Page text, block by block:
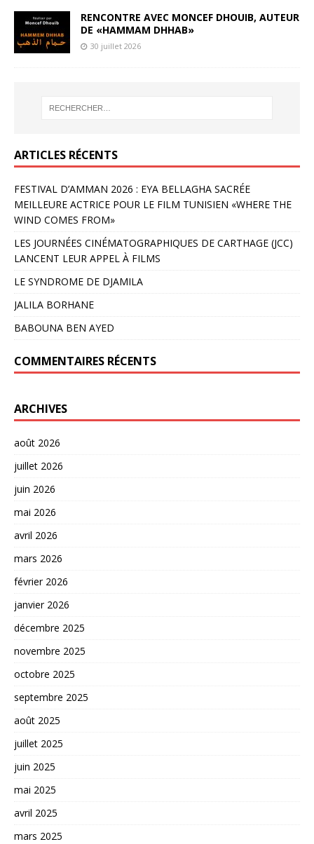
RENCONTRE AVEC MONCEF DHOUIB, AUTEUR
DE «HAMMAM DHHAB»
30 juillet 2026
ARTICLES RÉCENTS
FESTIVAL D’AMMAN 2026 : EYA BELLAGHA SACRÉE
MEILLEURE ACTRICE POUR LE FILM TUNISIEN «WHERE THE
WIND COMES FROM»
LES JOURNÉES CINÉMATOGRAPHIQUES DE CARTHAGE (JCC)
LANCENT LEUR APPEL À FILMS
LE SYNDROME DE DJAMILA
JALILA BORHANE
BABOUNA BEN AYED
COMMENTAIRES RÉCENTS
ARCHIVES
août 2026
juillet 2026
juin 2026
mai 2026
avril 2026
mars 2026
février 2026
janvier 2026
décembre 2025
novembre 2025
octobre 2025
septembre 2025
août 2025
juillet 2025
juin 2025
mai 2025
avril 2025
mars 2025